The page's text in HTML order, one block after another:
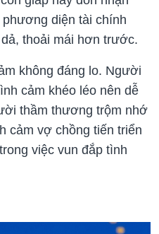
diện tài chính
thoải mái hơn trước.
không đáng lo. Người
cảm khéo léo nên dễ
thầm thương trộm nhớ
cảm vợ chồng tiến triển
việc vun đắp tình